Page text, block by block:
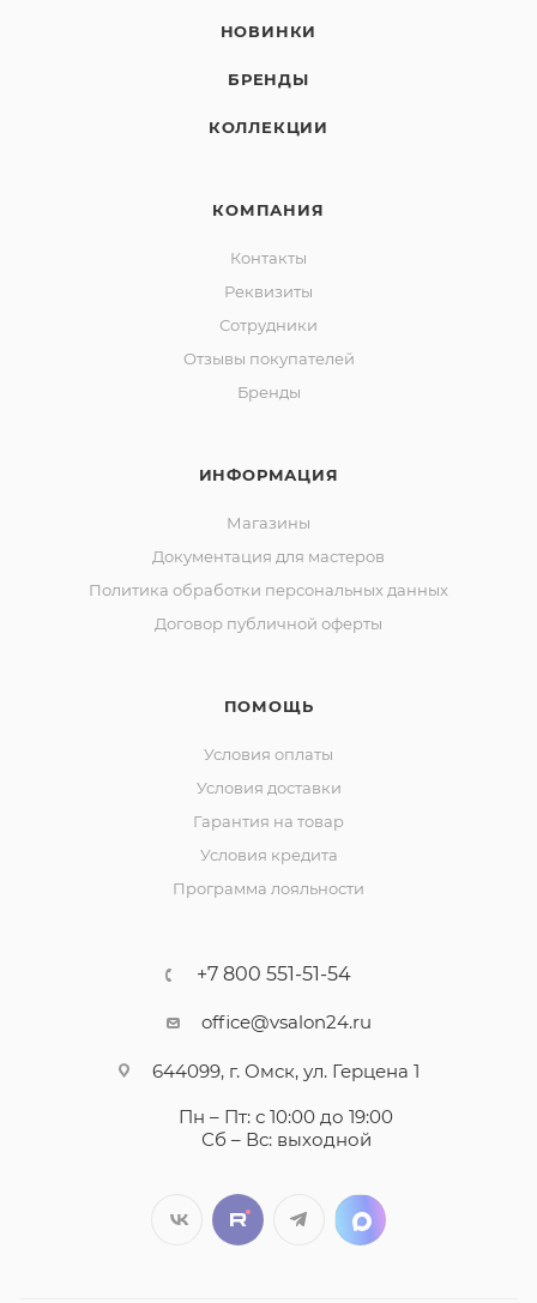
НОВИНКИ
БРЕНДЫ
КОЛЛЕКЦИИ
КОМПАНИЯ
Контакты
Реквизиты
Сотрудники
Отзывы покупателей
Бренды
ИНФОРМАЦИЯ
Магазины
Документация для мастеров
Политика обработки персональных данных
Договор публичной оферты
ПОМОЩЬ
Условия оплаты
Условия доставки
Гарантия на товар
Условия кредита
Программа лояльности
+7 800 551-51-54
office@vsalon24.ru
644099, г. Омск, ул. Герцена 1
Пн – Пт: с 10:00 до 19:00
Сб – Вс: выходной